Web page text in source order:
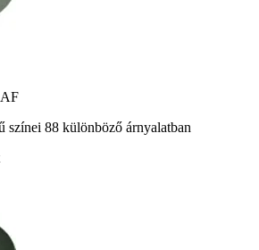
színei 88 különböző árnyalatban